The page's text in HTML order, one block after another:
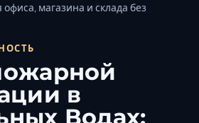
Волжский
Дербент
Евпатория
Камышин
офиса, магазина и склада без
в
Водах: